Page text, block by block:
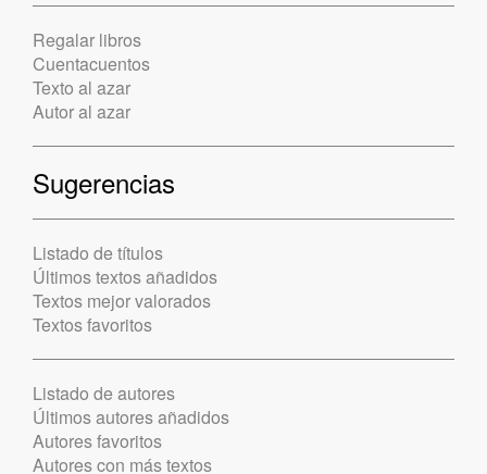
Regalar libros
Cuentacuentos
Texto al azar
Autor al azar
Sugerencias
Listado de títulos
Últimos textos añadidos
Textos mejor valorados
Textos favoritos
Listado de autores
Últimos autores añadidos
Autores favoritos
Autores con más textos